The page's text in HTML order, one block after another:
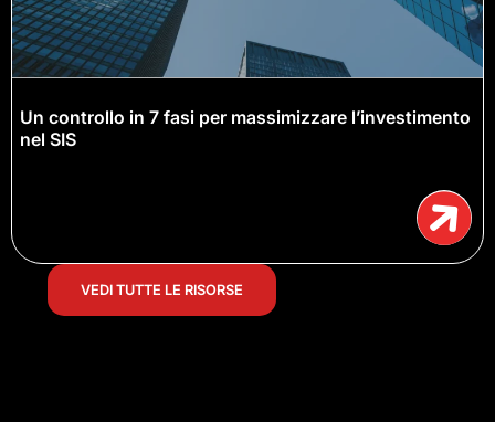
Un controllo in 7 fasi per massimizzare l’investimento
nel SIS
VEDI TUTTE LE RISORSE